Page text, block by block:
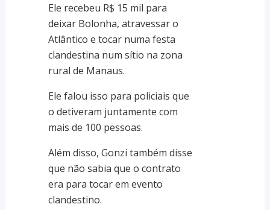
Ele recebeu R$ 15 mil para
deixar Bolonha, atravessar o
Atlântico e tocar numa festa
clandestina num sítio na zona
rural de Manaus.
Ele falou isso para policiais que
o detiveram juntamente com
mais de 100 pessoas.
Além disso, Gonzi também disse
que não sabia que o contrato
era para tocar em evento
clandestino.